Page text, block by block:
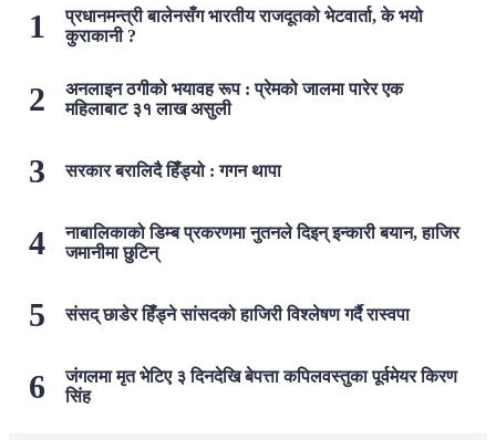
प्रधानमन्त्री बालेनसँग भारतीय राजदूतको भेटवार्ता, के भयो
कुराकानी ?
अनलाइन ठगीको भयावह रूप : प्रेमको जालमा पारेर एक
महिलाबाट ३१ लाख असुली
सरकार बरालिदै हिँड्यो : गगन थापा
नाबालिकाको डिम्ब प्रकरणमा नुतनले दिइन् इन्कारी बयान, हाजिर
जमानीमा छुटिन्
संसद् छाडेर हिँड्ने सांसदको हाजिरी विश्लेषण गर्दै रास्वपा
जंगलमा मृत भेटिए ३ दिनदेखि बेपत्ता कपिलवस्तुका पूर्वमेयर किरण
सिंह